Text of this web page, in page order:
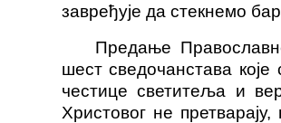
завређује да стекнемо
Предање
шест сведочанстава
честице светитеља и
Христовог не